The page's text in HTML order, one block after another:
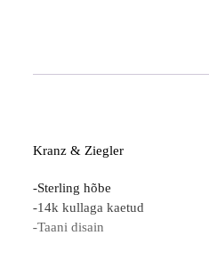
Kranz & Ziegler
-Sterling hõbe
-14k kullaga kaetud
-Taani disain